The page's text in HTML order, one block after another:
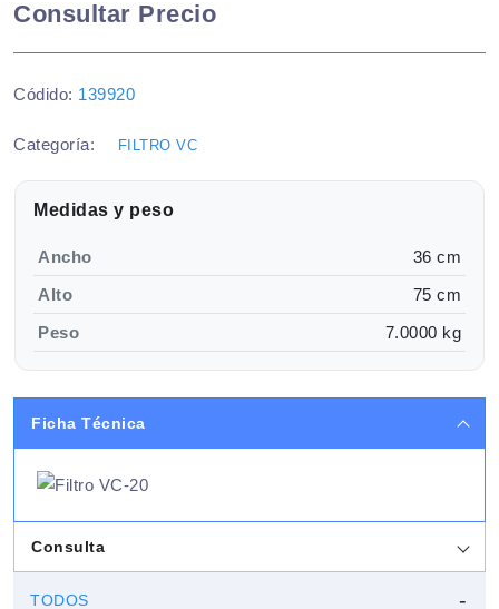
Consultar Precio
Códido: 139920
Categoría: FILTRO VC
Medidas y peso
Ancho
36 cm
Alto
75 cm
Peso
7.0000 kg
Ficha Técnica
Consulta
TODOS